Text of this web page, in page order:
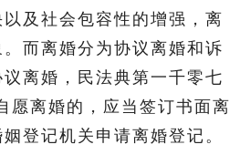
及社会包容性的增强，离
而离婚分为协议离婚和诉
离婚，民法典第一千零七
愿离婚的，应当签订书面离
登记机关申请离婚登记。